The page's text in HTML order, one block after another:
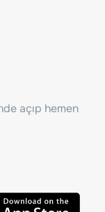
açıp hemen